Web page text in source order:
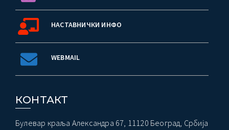
НАСТАВНИЧКИ ИНФО
WEBMAIL
КОНТАКТ
Булевар краља Александра 67, 11120 Београд, Србија